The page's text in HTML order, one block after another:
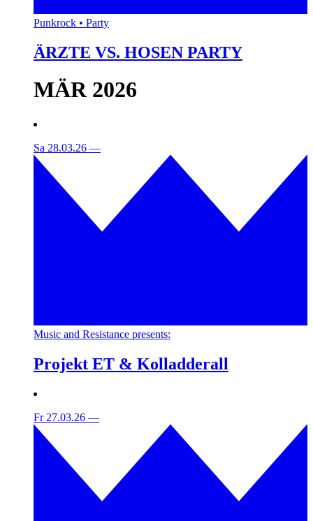
Punkrock • Party
ÄRZTE VS. HOSEN PARTY
MÄR 2026
Sa 28.03.26 —
Music and Resistance presents:
Projekt ET & Kolladderall
Fr 27.03.26 —